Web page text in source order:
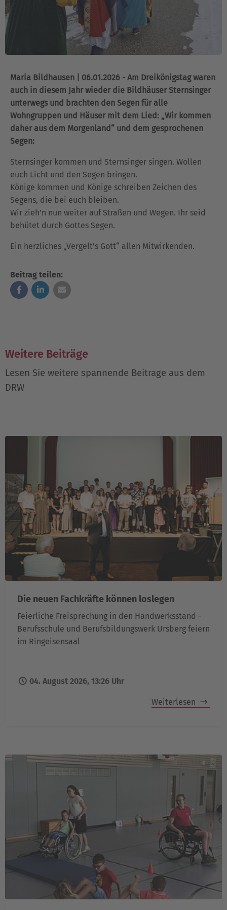
Maria Bildhausen | 06.01.2026 - Am Dreikönigstag waren
auch in diesem Jahr wieder die Bildhäuser Sternsinger
unterwegs und brachten den Segen für alle
Wohngruppen und Häuser mit dem Lied: „Wir kommen
daher aus dem Morgenland“ und dem gesprochenen
Segen:
Sternsinger kommen und Sternsinger singen. Wollen
euch Licht und den Segen bringen.
Könige kommen und Könige schreiben Zeichen des
Segens, die bei euch bleiben.
Wir zieh’n nun weiter auf Straßen und Wegen. Ihr seid
behütet durch Gottes Segen.
Ein herzliches „Vergelt’s Gott“ allen Mitwirkenden.
Beitrag teilen:
Weitere Beiträge
Lesen Sie weitere spannende Beitrage aus dem
DRW
Die neuen Fachkräfte können loslegen
Feierliche Freisprechung in den Handwerksstand -
Berufsschule und Berufsbildungswerk Ursberg feiern
im Ringeisensaal
04. August 2026, 13:26 Uhr
Weiterlesen